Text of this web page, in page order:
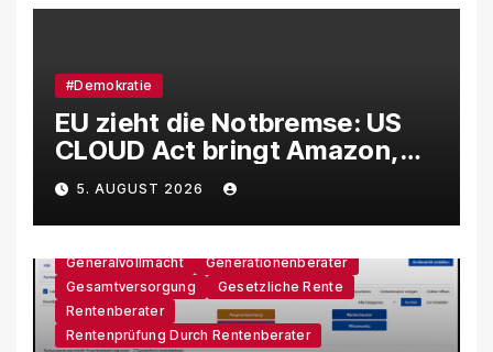
#Demokratie
EU zieht die Notbremse: US
CLOUD Act bringt Amazon,
Google und Microsoft massiv
unter Druck
5. AUGUST 2026
Generalvollmacht
Generationenberater
Gesamtversorgung
Gesetzliche Rente
Rentenberater
Rentenprüfung Durch Rentenberater